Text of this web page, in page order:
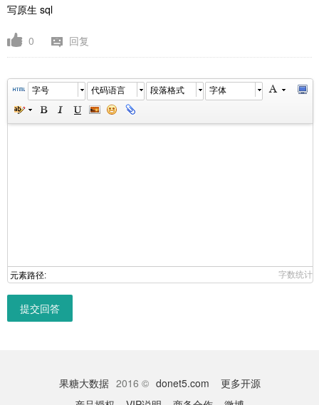
写原生 sql
0 回复
字号 代码语言 段落格式 字体
元素路径: 字数统计
提交回答
果糖大数据 2016 © donet5.com
更多开源